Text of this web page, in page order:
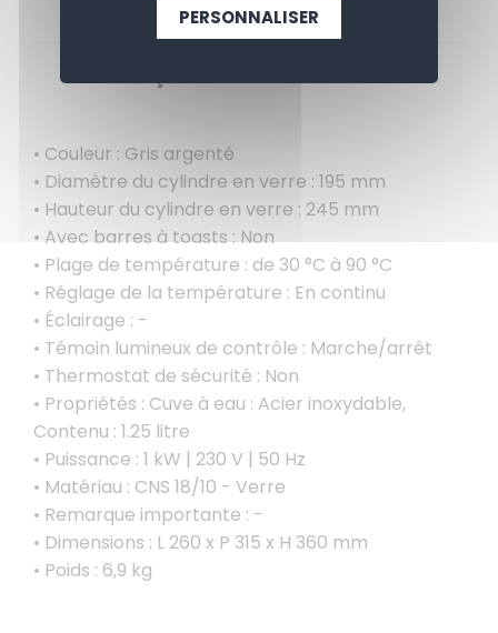
APERÇU CONTACTEZ-NOUS
• Couleur : Gris argenté
• Diamètre du cylindre en verre : 195 mm
• Hauteur du cylindre en verre : 245 mm
• Avec barres à toasts : Non
• Plage de température : de 30 °C à 90 °C
• Réglage de la température : En continu
• Éclairage : -
• Témoin lumineux de contrôle : Marche/arrêt
• Thermostat de sécurité : Non
• Propriétés : Cuve à eau : Acier inoxydable,
Contenu : 1.25 litre
• Puissance : 1 kW | 230 V | 50 Hz
• Matériau : CNS 18/10 - Verre
• Remarque importante : -
• Dimensions : L 260 x P 315 x H 360 mm
• Poids : 6,9 kg
PERSONNALISER